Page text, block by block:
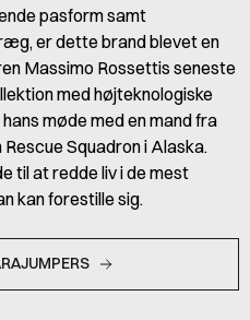
pasform samt
er dette brand blevet en
Massimo Rossettis seneste
med højteknologiske
møde med en mand fra
Squadron i Alaska.
til at redde liv i de mest
kan forestille sig.